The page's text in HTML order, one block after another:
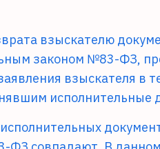
взыскателю
законом №83-ФЗ,
взыскателя в
исполнительные